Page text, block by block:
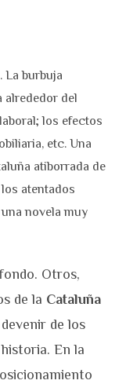
La burbuja
alrededor del
los efectos
etc. Una
atiborrada de
atentados
novela muy
Otros,
de la Cataluña
de los
En la